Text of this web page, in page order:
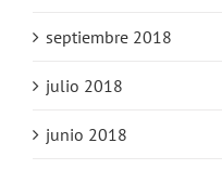
septiembre 2018
julio 2018
junio 2018